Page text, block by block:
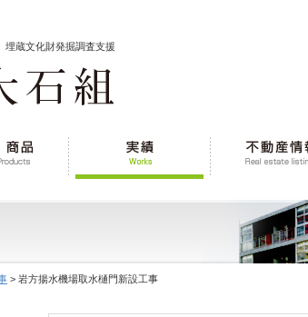
埋蔵文化財発掘調査支援
> 岩方揚水機場取水樋門新設工事